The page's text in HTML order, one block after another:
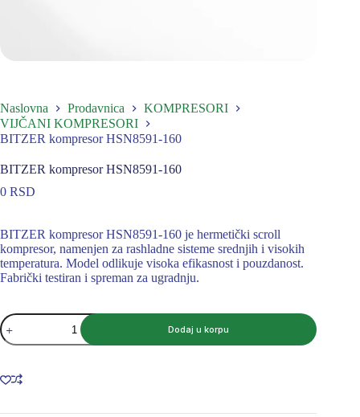
Naslovna Prodavnica
KOMPRESORI
VIJČANI KOMPRESORI
BITZER kompresor HSN8591-160
BITZER kompresor HSN8591-160
0 RSD
BITZER kompresor HSN8591-160 je hermetički scroll
kompresor, namenjen za rashladne sisteme srednjih i visokih
temperatura. Model odlikuje visoka efikasnost i pouzdanost.
Fabrički testiran i spreman za ugradnju.
BITZER
kompresor
HSN8591-
količina
Dodaj u korpu